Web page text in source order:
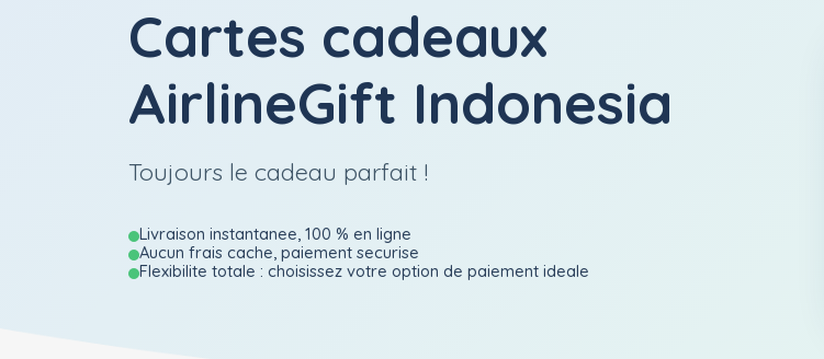
Cartes cadeaux
AirlineGift Indonesia
Toujours le cadeau parfait !
Livraison instantanee, 100 % en ligne
Aucun frais cache, paiement securise
Flexibilite totale : choisissez votre option de paiement ideale